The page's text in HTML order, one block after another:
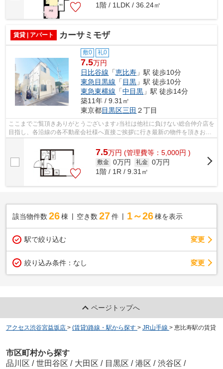
1階 / 1LDK / 36.24㎡
賃貸 | アパート カーサミモザ
敷0 礼0
7.5万円
日比谷線 「恵比寿 」駅 徒歩10分
東急目黒線 「 目黒 」駅 徒歩10分
東急東横線 「中目黒 」駅 徒歩14分
築11年 / 9.31㎡
東京都目黒区三田 ２丁目
ここまでご覧頂きありがとうございます♪当社は他社に負けない総合仲介店を
目指し、各沿線の各不動産会社様へ直接ご挨拶に行き最新の物件を頂きお客
様へ提供しております！最新の情報は...
7.5万円 (管理費等：5,000円 )
敷金 0万円 礼金 0万円
1階 / 1R / 9.31㎡
該当物件数 26棟 空き数 27 件 1～26 棟を表示
駅で絞り込む 変更
絞り込み条件： なし 変更
ページトップへ
アクセス渋谷宮益坂店 > (賃貸)路線・駅から探す > JR山手線 > 恵比寿駅の賃貸
市区町村から探す
品川区 / 世田谷区 / 大田区 / 目黒区 / 港区 / 渋谷区 /